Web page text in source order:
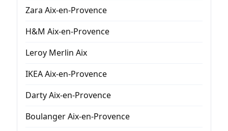
Zara Aix-en-Provence
H&M Aix-en-Provence
Leroy Merlin Aix
IKEA Aix-en-Provence
Darty Aix-en-Provence
Boulanger Aix-en-Provence